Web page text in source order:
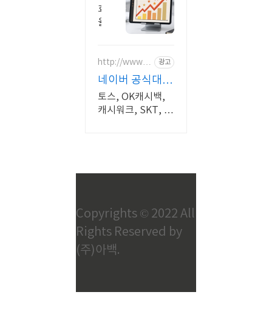
버
는
팅
돔
봄
효
율
고
와
케
팅,
와
브
랜
딩,
http://www.o
nliveplus.co
m/
광고
네이버 공식대행
사
토스, OK캐시백,
캐시워크, SKT, 키
Copyrights © 2022 All
Rights Reserved by
(주)아백.